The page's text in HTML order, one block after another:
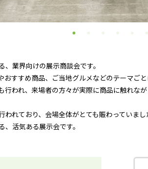
業界向けの展示商談会です。
すすめ商品、ご当地グルメなどのテーマごと
われ、来場者の方々が実際に商品に触れな
れており、会場全体がとても賑わっていまし
活気ある展示会です。